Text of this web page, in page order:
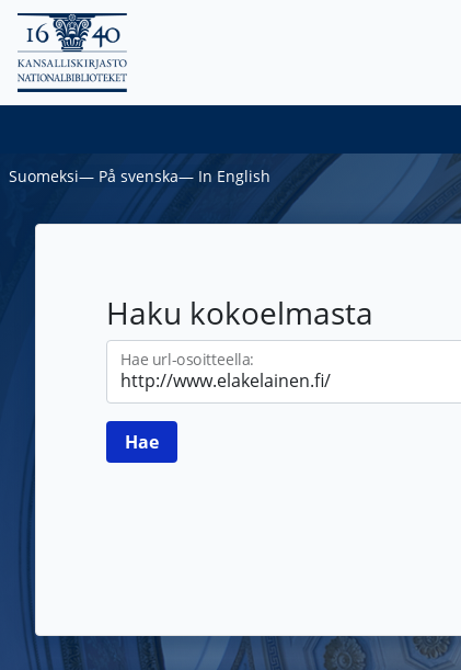
Suomeksi― På svenska― In English
Haku kokoelmasta
Hae url-osoitteella: